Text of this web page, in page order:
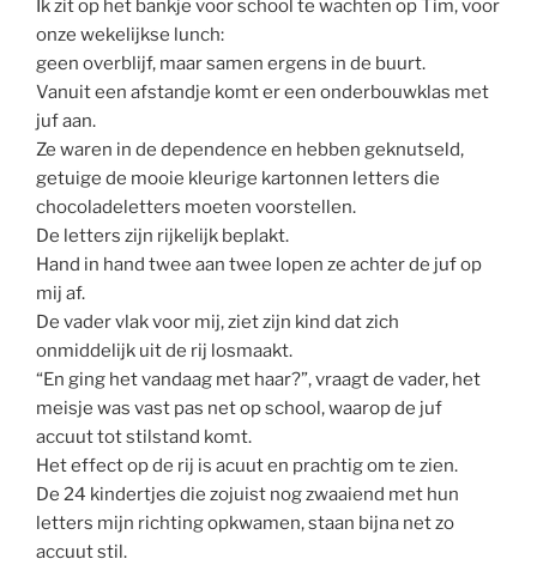
Ik zit op het bankje voor school te wachten op Tim, voor
onze wekelijkse lunch:
geen overblijf, maar samen ergens in de buurt.
Vanuit een afstandje komt er een onderbouwklas met
juf aan.
Ze waren in de dependence en hebben geknutseld,
getuige de mooie kleurige kartonnen letters die
chocoladeletters moeten voorstellen.
De letters zijn rijkelijk beplakt.
Hand in hand twee aan twee lopen ze achter de juf op
mij af.
De vader vlak voor mij, ziet zijn kind dat zich
onmiddelijk uit de rij losmaakt.
“En ging het vandaag met haar?”, vraagt de vader, het
meisje was vast pas net op school, waarop de juf
accuut tot stilstand komt.
Het effect op de rij is acuut en prachtig om te zien.
De 24 kindertjes die zojuist nog zwaaiend met hun
letters mijn richting opkwamen, staan bijna net zo
accuut stil.